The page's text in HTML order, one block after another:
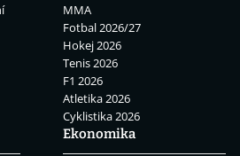
MMA
Fotbal 2026/27
Hokej 2026
Tenis 2026
F1 2026
Atletika 2026
Cyklistika 2026
Ekonomika